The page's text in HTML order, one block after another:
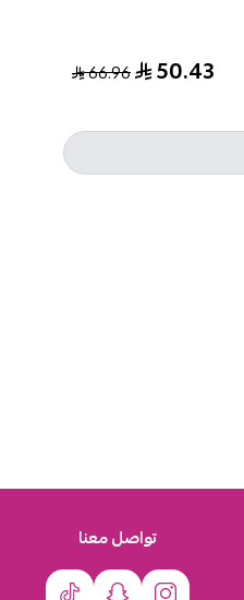
50.43
66.96
تواصل معنا